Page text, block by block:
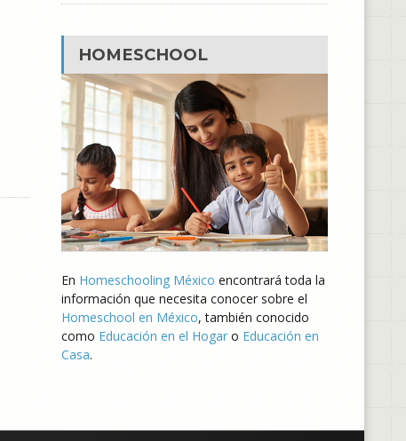
HOMESCHOOL
En Homeschooling México encontrará toda la
información que necesita conocer sobre el
Homeschool en México, también conocido
como Educación en el Hogar o Educación en
Casa.